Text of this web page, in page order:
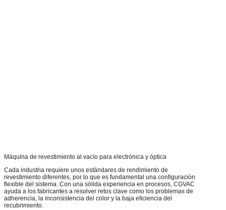
Máquina de revestimiento al vacío para electrónica y óptica
Cada industria requiere unos estándares de rendimiento de
revestimiento diferentes, por lo que es fundamental una configuración
flexible del sistema. Con una sólida experiencia en procesos, CGVAC
ayuda a los fabricantes a resolver retos clave como los problemas de
adherencia, la inconsistencia del color y la baja eficiencia del
recubrimiento.